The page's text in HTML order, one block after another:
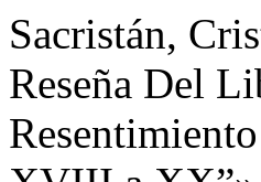
Sacristán,
Reseña Del